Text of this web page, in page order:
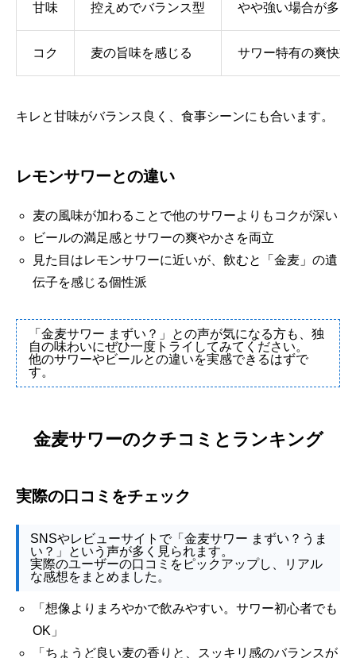
甘味 控えめでバランス型 やや強い場合が多い
コク 麦の旨味を感じる サワー特有の爽快重
キレと甘味がバランス良く、食事シーンにも合います。
レモンサワーとの違い
麦の風味が加わることで他のサワーよりもコクが深い
ビールの満足感とサワーの爽やかさを両立
見た目はレモンサワーに近いが、飲むと「金麦」の遺
伝子を感じる個性派
「金麦サワー まずい？」との声が気になる方も、独
自の味わいにぜひ一度トライしてみてください。
他のサワーやビールとの違いを実感できるはずで
す。
金麦サワーのクチコミとランキング
実際の口コミをチェック
SNSやレビューサイトで「金麦サワー まずい？うま
い？」という声が多く見られます。
実際のユーザーの口コミをピックアップし、リアル
な感想をまとめました。
「想像よりまろやかで飲みやすい。サワー初心者でも
OK」
「ちょうど良い麦の香りと、スッキリ感のバランスが